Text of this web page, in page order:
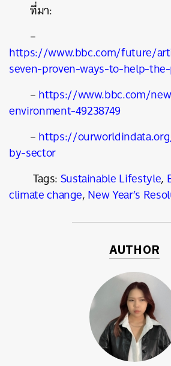
ที่มา:
–
https://www.bbc.com/future/
seven-proven-ways-to-help-
–https://www.bbc.com/
environment-49238749
–https://
by-sector
Tags:Sustainable Lifestyle,
climate change,New Year’s
AUTHOR